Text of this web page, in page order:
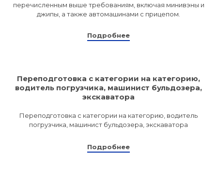
перечисленным выше требованиям, включая минивэны и
джипы, а также автомашинами с прицепом.
Подробнее
Переподготовка с категории на категорию,
водитель погрузчика, машинист бульдозера,
экскаватора
Переподготовка с категории на категорию, водитель
погрузчика, машинист бульдозера, экскаватора
Подробнее